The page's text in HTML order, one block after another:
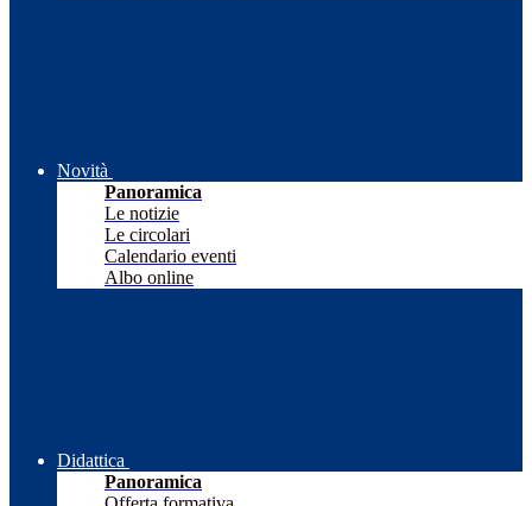
Novità
Panoramica
Le notizie
Le circolari
Calendario eventi
Albo online
Didattica
Panoramica